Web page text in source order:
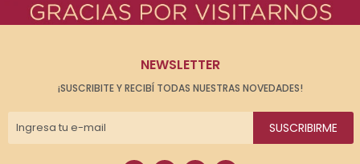
NEWSLETTER
¡SUSCRIBITE Y RECIBÍ TODAS NUESTRAS NOVEDADES!
SUSCRIBIRME